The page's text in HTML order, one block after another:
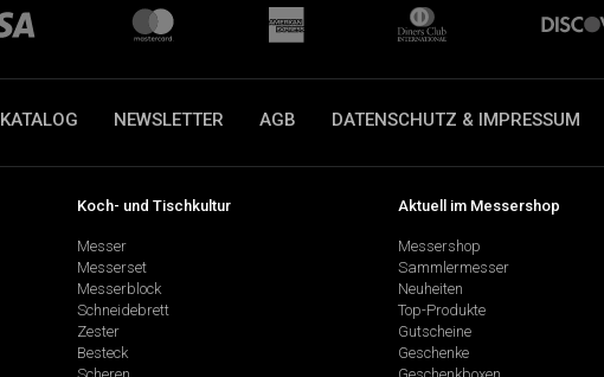
KATALOG NEWSLETTER AGB DATENSCHUTZ & IMPRESSUM
Koch- und Tischkultur
Messer
Messerset
Messerblock
Schneidebrett
Zester
Besteck
Aktuell im Messershop
Messershop
Sammlermesser
Neuheiten
Top-Produkte
Gutscheine
Geschenke